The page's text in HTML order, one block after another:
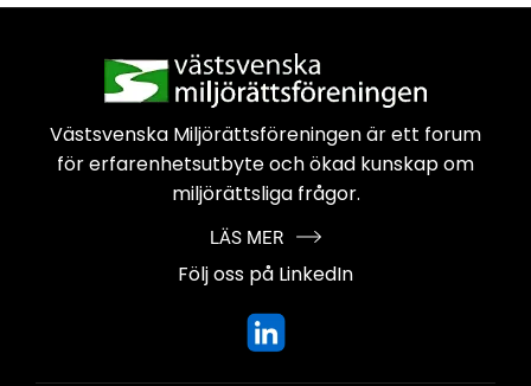
Västsvenska Miljörättsföreningen ärett forum
för erfarenhetsutbyte ochökad kunskap om
miljörättsliga frågor.
LÄS MER
Följ oss på LinkedIn